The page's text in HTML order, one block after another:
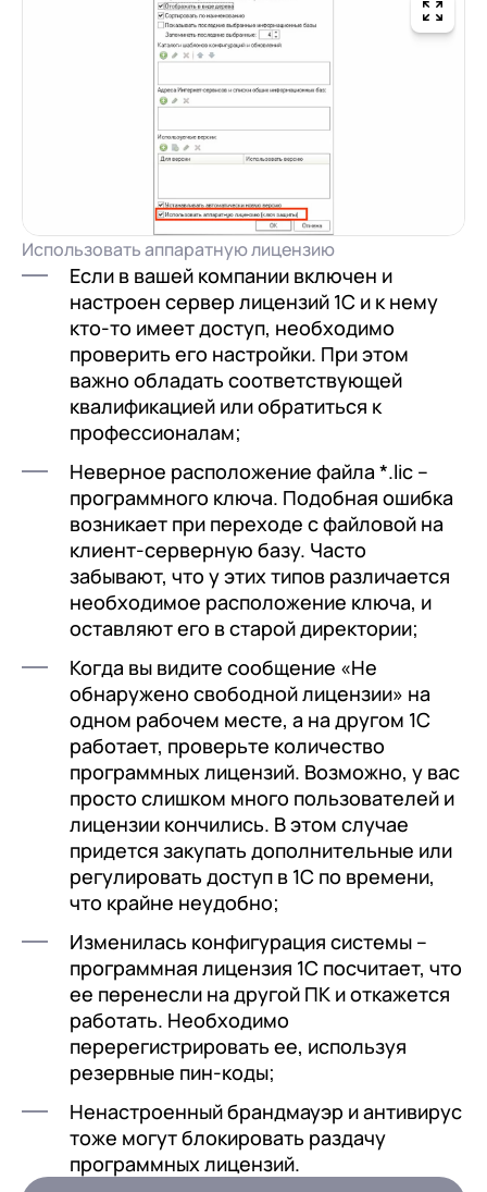
Использовать аппаратную лицензию
Если в вашей компании включен и
настроен сервер лицензий 1С и к нему
кто-то имеет доступ, необходимо
проверить его настройки. При этом
важно обладать соответствующей
квалификацией или обратиться к
профессионалам;
Неверное расположение файла *.lic –
программного ключа. Подобная ошибка
возникает при переходе с файловой на
клиент-серверную базу. Часто
забывают, что у этих типов различается
необходимое расположение ключа, и
оставляют его в старой директории;
Когда вы видите сообщение «Не
обнаружено свободной лицензии» на
одном рабочем месте, а на другом 1С
работает, проверьте количество
программных лицензий. Возможно, у вас
просто слишком много пользователей и
лицензии кончились. В этом случае
придется закупать дополнительные или
регулировать доступ в 1С по времени,
что крайне неудобно;
Изменилась конфигурация системы –
программная лицензия 1С посчитает, что
ее перенесли на другой ПК и откажется
работать. Необходимо
перерегистрировать ее, используя
резервные пин-коды;
Ненастроенный брандмауэр и антивирус
тоже могут блокировать раздачу
программных лицензий.